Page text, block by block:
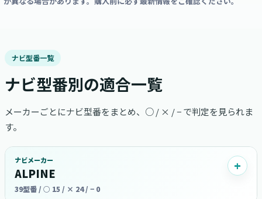
ナビ型番一覧
ナビ型番別の適合一覧
メーカーごとにナビ型番をまとめ、○ / × / − で判定を見られま
す。
ナビメーカー
ALPINE
39型番 / ○ 15 / × 24 / − 0